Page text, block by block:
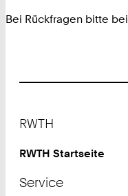
Bei Rückfragen bitte bei
RWTH
RWTH Startseite
Service